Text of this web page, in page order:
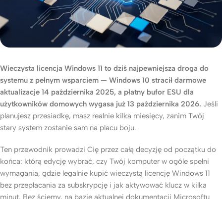
Wieczysta licencja Windows 11 to dziś najpewniejsza droga do
systemu z pełnym wsparciem — Windows 10 stracił darmowe
aktualizacje 14 października 2025, a płatny bufor ESU dla
użytkowników domowych wygasa już 13 października 2026. Jeśli
planujesz przesiadkę, masz realnie kilka miesięcy, zanim Twój
stary system zostanie sam na placu boju.
Ten przewodnik prowadzi Cię przez całą decyzję od początku do
końca: którą edycję wybrać, czy Twój komputer w ogóle spełni
wymagania, gdzie legalnie kupić wieczystą licencję Windows 11
bez przepłacania za subskrypcję i jak aktywować klucz w kilka
minut. Bez ściemy, na bazie aktualnej dokumentacji Microsoftu